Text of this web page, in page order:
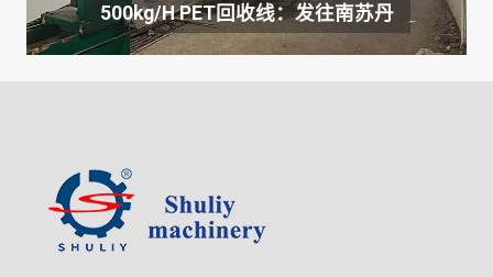
500kg/h PET回收线：发往南苏丹